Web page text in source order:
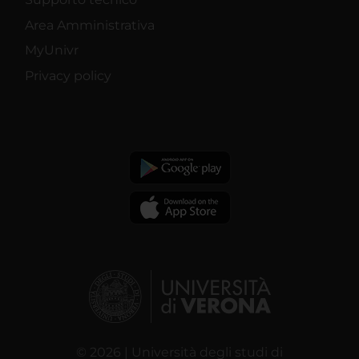
Area Amministrativa
MyUnivr
Privacy policy
© 2026 | Università degli studi di